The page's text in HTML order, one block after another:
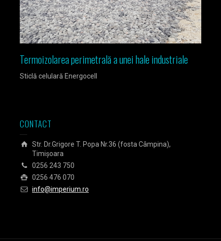
Termoizolarea perimetrală a unei hale industriale
Sticlă celulară Energocell
CONTACT
Str. Dr.Grigore T. Popa Nr.36 (fosta Câmpina),
Timișoara
0256 243 750
0256 476 070
info@imperium.ro